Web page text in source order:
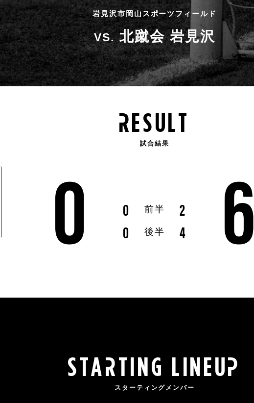
岩見沢市岡山スポーツフィールド
VS.北蹴会 岩見沢
resu lt
試合結果
0 6
0 前半
2
0
後半 4
s tarting lineup
スターティングメンバー